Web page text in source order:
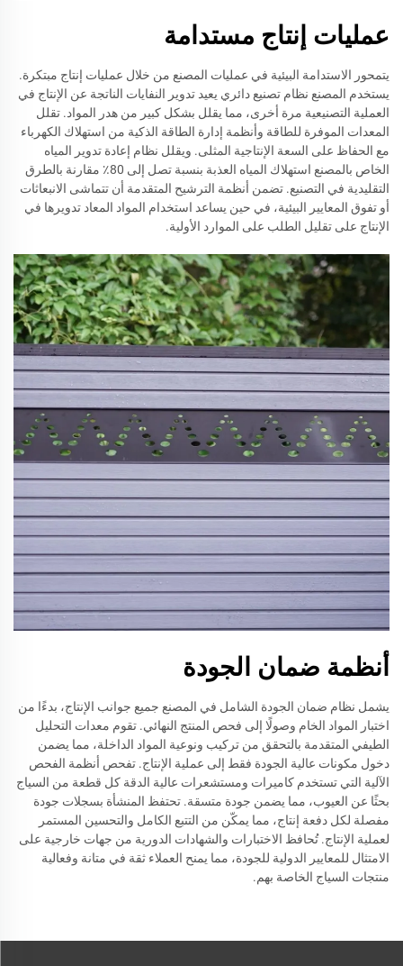
عمليات إنتاج مستدامة
يتمحور الاستدامة البيئية في عمليات المصنع من خلال عمليات إنتاج مبتكرة.
يستخدم المصنع نظام تصنيع دائري يعيد تدوير النفايات الناتجة عن الإنتاج في
العملية التصنيعية مرة أخرى، مما يقلل بشكل كبير من هدر المواد. تقلل
المعدات الموفرة للطاقة وأنظمة إدارة الطاقة الذكية من استهلاك الكهرباء
مع الحفاظ على السعة الإنتاجية المثلى. ويقلل نظام إعادة تدوير المياه
الخاص بالمصنع استهلاك المياه العذبة بنسبة تصل إلى 80٪ مقارنة بالطرق
التقليدية في التصنيع. تضمن أنظمة الترشيح المتقدمة أن تتماشى الانبعاثات
أو تفوق المعايير البيئية، في حين يساعد استخدام المواد المعاد تدويرها في
الإنتاج على تقليل الطلب على الموارد الأولية.
أنظمة ضمان الجودة
يشمل نظام ضمان الجودة الشامل في المصنع جميع جوانب الإنتاج، بدءًا من
اختبار المواد الخام وصولًا إلى فحص المنتج النهائي. تقوم معدات التحليل
الطيفي المتقدمة بالتحقق من تركيب ونوعية المواد الداخلة، مما يضمن
دخول مكونات عالية الجودة فقط إلى عملية الإنتاج. تفحص أنظمة الفحص
الآلية التي تستخدم كاميرات ومستشعرات عالية الدقة كل قطعة من السياج
بحثًا عن العيوب، مما يضمن جودة متسقة. تحتفظ المنشأة بسجلات جودة
مفصلة لكل دفعة إنتاج، مما يمكّن من التتبع الكامل والتحسين المستمر
لعملية الإنتاج. تُحافظ الاختبارات والشهادات الدورية من جهات خارجية على
الامتثال للمعايير الدولية للجودة، مما يمنح العملاء ثقة في متانة وفعالية
منتجات السياج الخاصة بهم.